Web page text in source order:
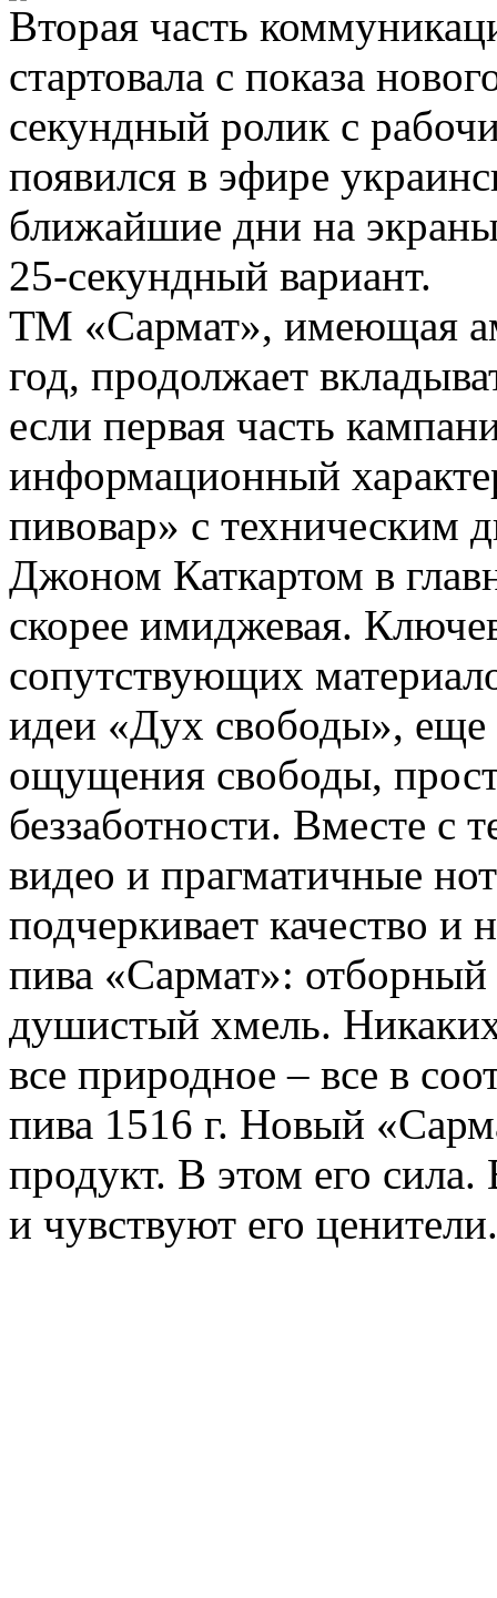
Вторая часть
стартовала с показа
секундный ролик с
появился в эфире
ближайшие дни на
25-секундный вариант.
ТМ «Сармат», имеющая
год, продолжает
если первая часть
информационный
пивовар» с техническим
Джоном Каткартом в
скорее имиджевая.
сопутствующих
идеи «Дух свободы», еще
ощущения свободы,
беззаботности. Вместе с
видео и прагматичные
подчеркивает качество и
пива «Сармат»:
душистый хмель.
все природное – все в
пива 1516 г. Новый
продукт. В этом его
и чувствуют его ценители.